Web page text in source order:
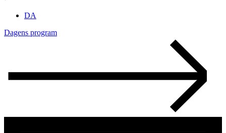
DA
Dagens program